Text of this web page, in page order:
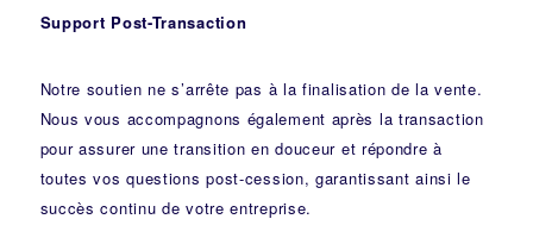
Support Post-Transaction
Notre soutien ne s’arrête pas à la finalisation de la vente.
Nous vous accompagnons également après la transaction
pour assurer une transition en douceur et répondre à
toutes vos questions post-cession, garantissant ainsi le
succès continu de votre entreprise.